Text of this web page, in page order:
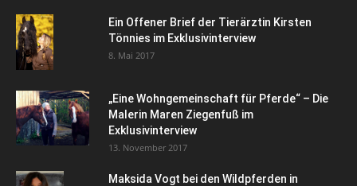
Ein Offener Brief der Tierärztin Kirsten
Tönnies im Exklusivinterview
8. Mai 2017
„Eine Wohngemeinschaft für Pferde“ – Die
Malerin Maren Ziegenfuß im
Exklusivinterview
13. November 2017
Maksida Vogt bei den Wildpferden in